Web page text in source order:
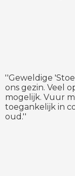
''Geweldige
ons gezin. Veel
mogelijk. Vuur
toegankelijk in
oud.''